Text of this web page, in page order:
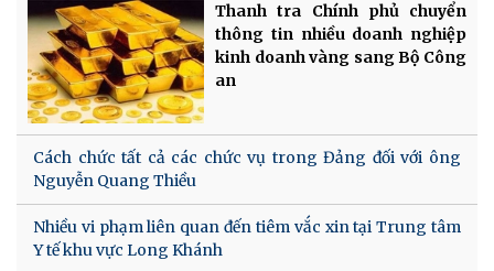
Thanh tra Chính phủ chuyển
thông tin nhiều doanh nghiệp
kinh doanh vàng sang Bộ Công
an
Cách chức tất cả các chức vụ trong Đảng đối với ông
Nguyễn Quang Thiều
Nhiều vi phạm liên quan đến tiêm vắc xin tại Trung tâm
Y tế khu vực Long Khánh